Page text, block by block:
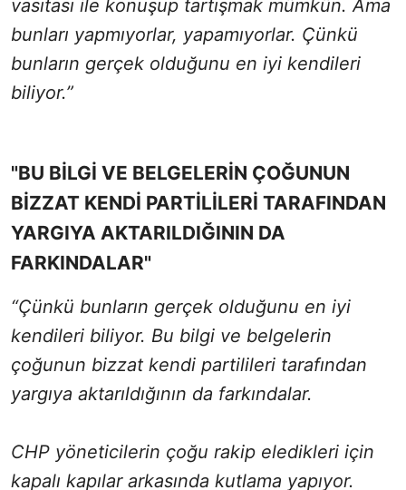
vasıtası ile konuşup tartışmak mümkün. Ama
bunları yapmıyorlar, yapamıyorlar. Çünkü
bunların gerçek olduğunu en iyi kendileri
biliyor.”
"BU BİLGİ VE BELGELERİN ÇOĞUNUN
BİZZAT KENDİ PARTİLİLERİ TARAFINDAN
YARGIYA AKTARILDIĞININ DA
FARKINDALAR"
“Çünkü bunların gerçek olduğunu en iyi
kendileri biliyor. Bu bilgi ve belgelerin
çoğunun bizzat kendi partilileri tarafından
yargıya aktarıldığının da farkındalar.
CHP yöneticilerin çoğu rakip eledikleri için
kapalı kapılar arkasında kutlama yapıyor.